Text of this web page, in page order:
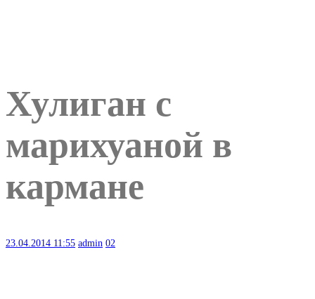
Хулиган с
марихуаной в
кармане
23.04.2014 11:55 admin 02